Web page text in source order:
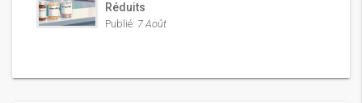
Réduits
Publié: 7 Août